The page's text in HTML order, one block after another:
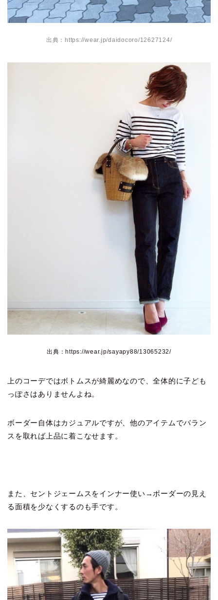
出典：https://wear.jp/daidocoro/12627124/
出典：https://wear.jp/sayapy88/13065232/
上のコーデではボトムスが綺麗めなので、全体的に子ども
っぽさはありませんよね。
ボーダー自体はカジュアルですが、他のアイテムでバラン
スを取れば上品に着こなせます。
また、セントジェームスをインナー使い→ボーダーの見え
る面積を少なくするのも手です。